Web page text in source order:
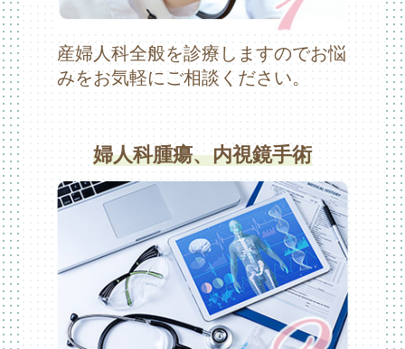
産婦人科全般を診療しますのでお悩
みをお気軽にご相談ください。
婦人科腫瘍、内視鏡手術